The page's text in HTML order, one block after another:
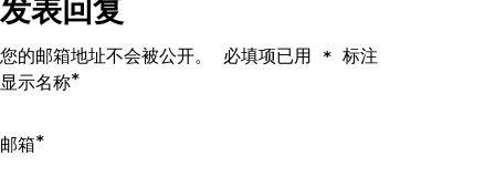
发表回复
您的邮箱地址不会被公开。 必填项已用 * 标注
显示名称*
邮箱*